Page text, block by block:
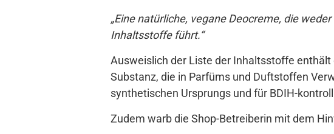
„Eine natürliche, vegane Deocreme, die
Inhaltsstoffe führt.“
Ausweislich der Liste der Inhaltsstoffe enthält
Substanz, die in Parfüms und Duftstoffen
synthetischen Ursprungs und für BDIH-
Zudem warb die Shop-Betreiberin mit dem